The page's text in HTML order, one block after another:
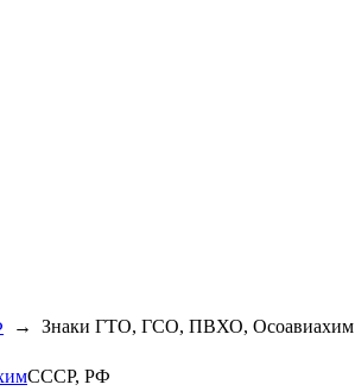
→
Знаки ГТО, ГСО, ПВХО, Осоавиахим
СССР, РФ